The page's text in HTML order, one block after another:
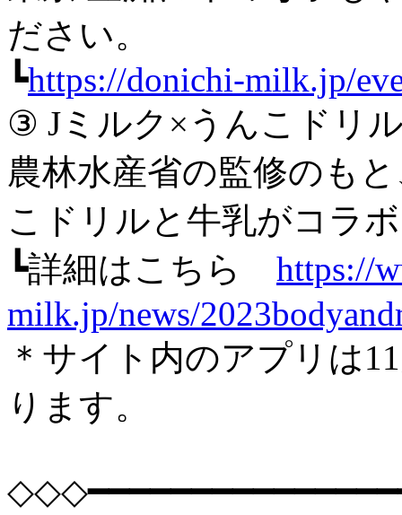
ださい。
┗https://donichi-milk.jp/
③ Jミルク×うんこドリ
農林水産省の監修のも
こドリルと牛乳がコラ
┗詳細はこちら https://
milk.jp/news/
＊サイト内のアプリは
ります。